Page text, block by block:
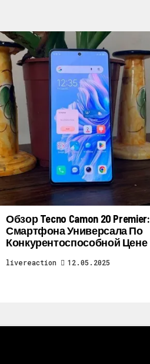
Обзор Tecno Camon 20 Premier:
Смартфона Универсала По
Конкурентоспособной Цене
livereaction 12.05.2025